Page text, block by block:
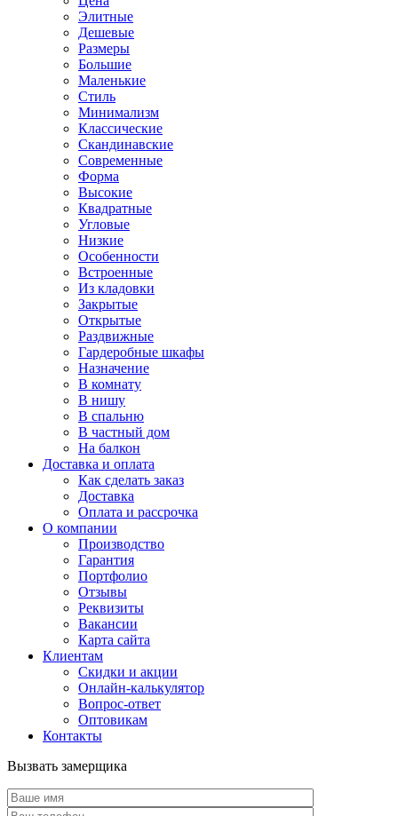
Элитные
Дешевые
Размеры
Большие
Маленькие
Стиль
Минимализм
Классические
Скандинавские
Современные
Форма
Высокие
Квадратные
Угловые
Низкие
Особенности
Встроенные
Из кладовки
Закрытые
Открытые
Раздвижные
Гардеробные шкафы
Назначение
В комнату
В нишу
В спальню
В частный дом
На балкон
Доставка и оплата
Как сделать заказ
Доставка
Оплата и рассрочка
О компании
Производство
Гарантия
Портфолио
Отзывы
Реквизиты
Вакансии
Карта сайта
Клиентам
Скидки и акции
Онлайн-калькулятор
Вопрос-ответ
Оптовикам
Контакты
Вызвать замерщика